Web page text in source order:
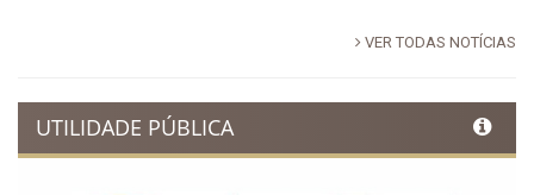
VER TODAS NOTÍCIAS
UTILIDADE PÚBLICA